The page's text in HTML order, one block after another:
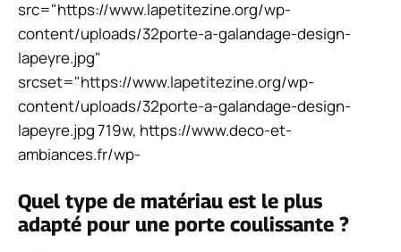
src="https://www.lapetitezine.org/wp-
content/uploads/32porte-a-galandage-design-
lapeyre.jpg"
srcset="https://www.lapetitezine.org/wp-
content/uploads/32porte-a-galandage-design-
lapeyre.jpg 719w, https://www.deco-et-
ambiances.fr/wp-
Quel type de matériau est le plus
adapté pour une porte coulissante ?